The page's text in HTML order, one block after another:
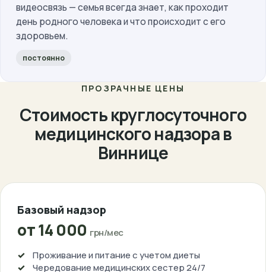
видеосвязь — семья всегда знает, как проходит
день родного человека и что происходит с его
здоровьем.
постоянно
ПРОЗРАЧНЫЕ ЦЕНЫ
Стоимость круглосуточного
медицинского надзора в
Виннице
Базовый надзор
от 14 000 грн/мес
Проживание и питание с учетом диеты
Чередование медицинских сестер 24/7